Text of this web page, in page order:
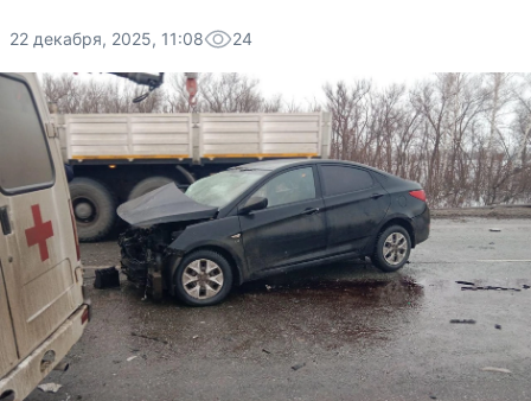
22 декабря, 2025, 11:08 24